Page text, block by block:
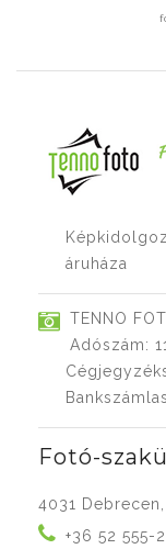
áruháza
TENNO
Adószám:
Fotó-
4031
+36 52 555-